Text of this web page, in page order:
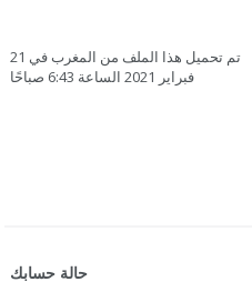
تم تحميل هذا الملف من المغرب في 21
فبراير 2021 الساعة 6:43 صباحًا
حالة حسابك